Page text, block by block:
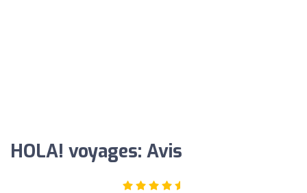
HOLA! voyages: Avis